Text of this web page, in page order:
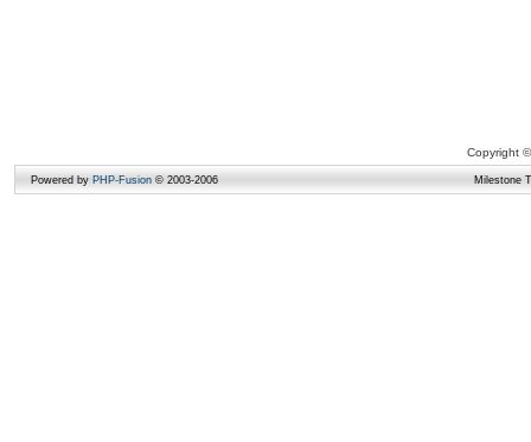
Copyright
Powered by PHP-Fusion © 2003-2006 Milestone